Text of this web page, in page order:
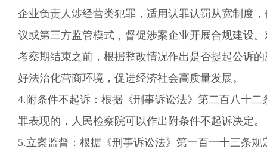
企业负责人涉经营类犯罪，适用认罪认罚从宽制度
议或第三方监管模式，督促涉案企业开展合规建设
考察期结束之前，根据整改情况作出是否提起公诉
好法治化营商环境，促进经济社会高质量发展。
4.附条件不起诉： 根据《刑事诉讼法》第二百八十
罪表现的，人民检察院可以作出附条件不起诉决定。
5.立案监督： 根据《刑事诉讼法》第一百一十三条